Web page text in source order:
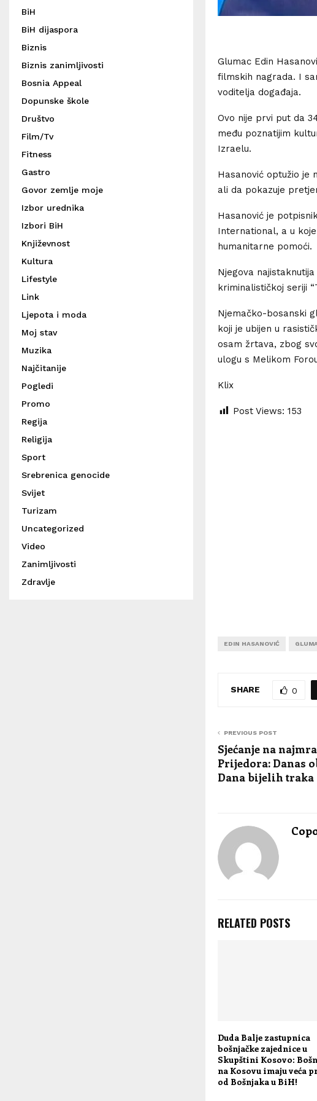
Glumac Edin
filmskih nagrada. I
voditelja događaja.
Ovo nije prvi put da
među poznatijim
Izraelu.
Hasanović optužio je
ali da pokazuje
Hasanović je
International, a u
humanitarne pomoći.
Njegova
kriminalističkoj seriji
Njemačko-bosanski
koji je ubijen u
osam žrtava, zbog
ulogu s Melikom
Klix
Post Views: 153
EDIN HASANOVIĆ
SHARE 0
PREVIOUS POST
Sjećanje na
Prijedora: Danas
Dana bijelih traka
RELATED POSTS
Duda Balje zastupnica
bošnjačke zajednice u
Skupštini Kosovo:
na Kosovu imaju veća
od Bošnjaka u BiH!
BiH
BiH dijaspora
Biznis
Biznis zanimljivosti
Bosnia Appeal
Dopunske škole
Društvo
Film/Tv
Fitness
Gastro
Govor zemlje moje
Izbor urednika
Izbori BiH
Književnost
Kultura
Lifestyle
Link
Ljepota i moda
Moj stav
Muzika
Najčitanije
Pogledi
Promo
Regija
Religija
Sport
Srebrenica genocide
Svijet
Turizam
Uncategorized
Video
Zanimljivosti
Zdravlje